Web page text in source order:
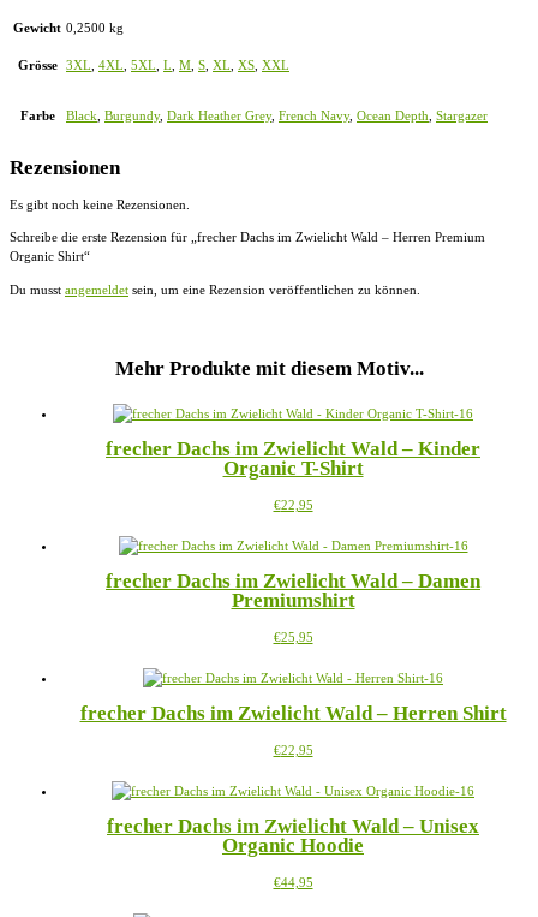
Gewicht 0,2500 kg
Grösse 3XL 4XL 5XL L M S XL XS XXL
Farbe Black Burgundy, Dark Heather Grey, French Navy, Ocean Depth Stargazer
Rezensionen
Es gibt noch keine Rezensionen.
Schreibe die erste Rezension für „frecher Dachs im Zwielicht Wald – Herren Premium
Organic Shirt“
Du musst angemeldet sein, um eine Rezension veröffentlichen zu können.
Mehr Produkte mit diesem Motiv...
frecher Dachs im Zwielicht Wald – Kinder
Organic T-Shirt
€22,95Dieses
weist
Varianten
auf.
Optionen
auf
Produktseite
werden
frecher Dachs im Zwielicht Wald – Damen
Premiumshirt
€25,95Dieses
weist
Varianten
Die
können
der
Produktseite
werden
frecher Dachs im Zwielicht Wald – Herren Shirt
€22,95Dieses
weist
Varianten
auf.
Optionen
frecher Dachs im Zwielicht Wald – Unisex
Organic Hoodie
€44,95Dieses